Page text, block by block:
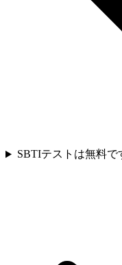
SBTIテストは無料で